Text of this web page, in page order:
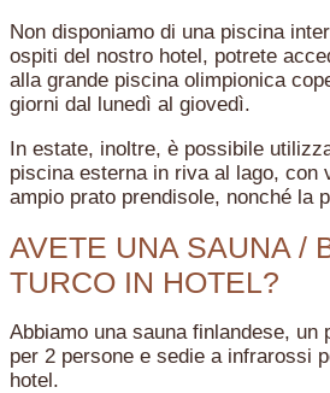
Non disponiamo di una piscina
ospiti del nostro hotel, potrete
alla grande piscina olimpionica
giorni dal lunedì al giovedì.
In estate, inoltre, è possibile
piscina esterna in riva al lago, con
ampio prato prendisole, nonché la
AVETE UNA SAUNA /
TURCO IN HOTEL?
Abbiamo una sauna finlandese, un
per 2 persone e sedie a infrarossi
hotel.